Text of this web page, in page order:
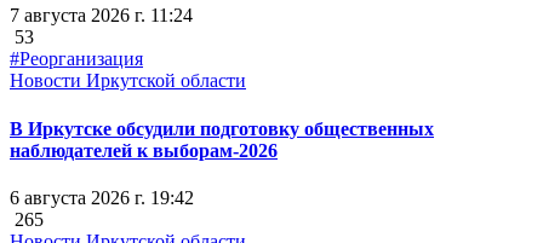
7 августа 2026 г. 11:24
53
#Реорганизация
Новости Иркутской области
В Иркутске обсудили подготовку общественных
наблюдателей к выборам-2026
6 августа 2026 г. 19:42
265